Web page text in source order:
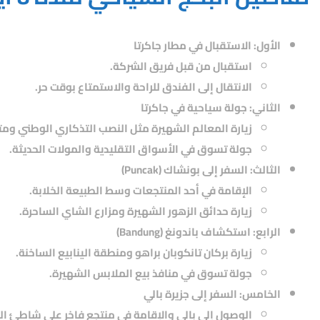
الأول: الاستقبال في مطار جاكرتا
استقبال من قبل فريق الشركة.
الانتقال إلى الفندق للراحة والاستمتاع بوقت حر.
الثاني: جولة سياحية في جاكرتا
زيارة المعالم الشهيرة مثل النصب التذكاري الوطني
جولة تسوق في الأسواق التقليدية والمولات الحديثة.
الثالث: السفر إلى بونشاك (Puncak)
الإقامة في أحد المنتجعات وسط الطبيعة الخلابة.
زيارة حدائق الزهور الشهيرة ومزارع الشاي الساحرة.
الرابع: استكشاف باندونغ (Bandung)
زيارة بركان تانكوبان براهو ومنطقة الينابيع الساخنة.
جولة تسوق في منافذ بيع الملابس الشهيرة.
الخامس: السفر إلى جزيرة بالي
الوصول إلى بالي والإقامة في منتجع فاخر على شاطئ